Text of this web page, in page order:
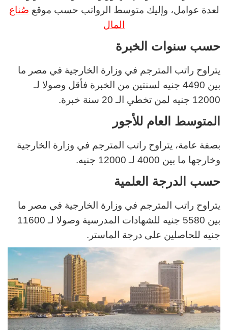
لعدة عوامل، وإليك متوسط الرواتب حسب موقع صُناع
المال
حسب سنوات الخبرة
يتراوح راتب المترجم في وزارة الخارجية في مصر ما
بين 4490 جنيه لسنتين من الخبرة فأقل وصولا لـ
12000 جنيه لمن تخطي الـ 20 سنة خبرة.
المتوسط العام للأجور
بصفة عامة، يتراوح راتب المترجم في وزارة الخارجية
وخارجها ما بين 4000 لـ 12000 جنيه.
حسب الدرجة العلمية
يتراوح راتب المترجم في وزارة الخارجية في مصر ما
بين 5580 جنيه للشهادات المدرسية وصولا لـ 11600
جنيه للحاصلين على درجة الماستر.